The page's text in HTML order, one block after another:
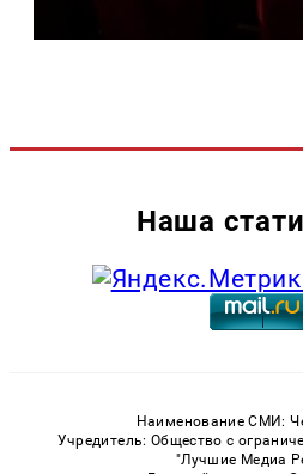
Наша
Наименование СМИ:
Учредитель: Общество с
"Лучшие Медиа